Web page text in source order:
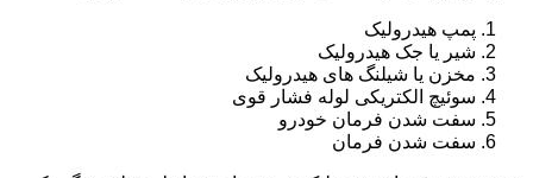
پمپ هیدرولیک
شیر یا جک هیدرولیک
مخزن یا شیلنگ های هیدرولیک
سوئیچ الکتریکی لوله فشار قوی
سفت شدن فرمان خودرو
سفت شدن فرمان